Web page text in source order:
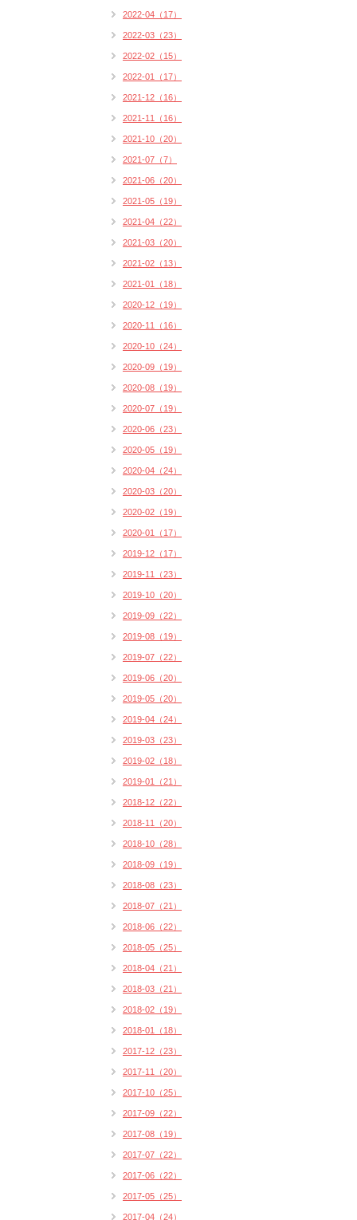
2022-04（17）
2022-03（23）
2022-02（15）
2022-01（17）
2021-12（16）
2021-11（16）
2021-10（20）
2021-07（7）
2021-06（20）
2021-05（19）
2021-04（22）
2021-03（20）
2021-02（13）
2021-01（18）
2020-12（19）
2020-11（16）
2020-10（24）
2020-09（19）
2020-08（19）
2020-07（19）
2020-06（23）
2020-05（19）
2020-04（24）
2020-03（20）
2020-02（19）
2020-01（17）
2019-12（17）
2019-11（23）
2019-10（20）
2019-09（22）
2019-08（19）
2019-07（22）
2019-06（20）
2019-05（20）
2019-04（24）
2019-03（23）
2019-02（18）
2019-01（21）
2018-12（22）
2018-11（20）
2018-10（28）
2018-09（19）
2018-08（23）
2018-07（21）
2018-06（22）
2018-05（25）
2018-04（21）
2018-03（21）
2018-02（19）
2018-01（18）
2017-12（23）
2017-11（20）
2017-10（25）
2017-09（22）
2017-08（19）
2017-07（22）
2017-06（22）
2017-05（25）
2017-04（24）